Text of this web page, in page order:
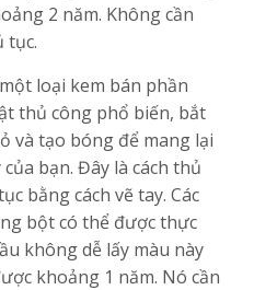
2 năm. Không cần
tục.
loại kem bán phần
thủ công phổ biến, bắt
và tạo bóng để mang lại
bạn. Đây là cách thủ
bằng cách vẽ tay. Các
bột có thể được thực
không dễ lấy màu này
khoảng 1 năm. Nó cần